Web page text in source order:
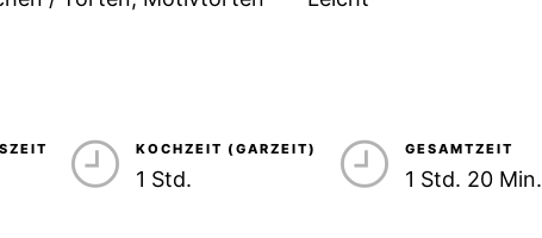
KOCHZEIT (GARZEIT)
1 Std.
GESAMTZEIT
1 Std. 20 Min.